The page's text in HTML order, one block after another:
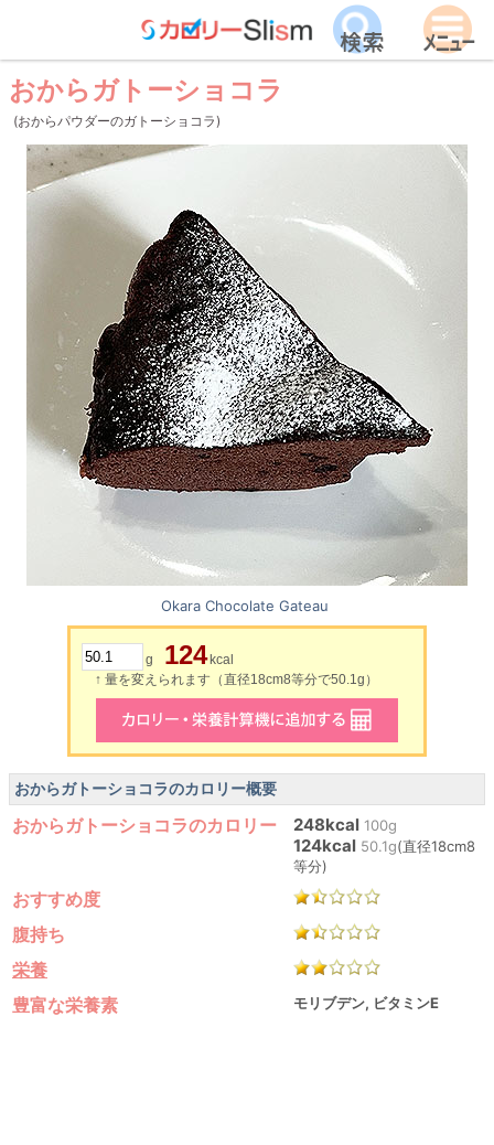
おからガトーショコラ
(おからパウダーのガトーショコラ)
Okara Chocolate Gateau
g 124 kcal
↑ 量を変えられます（直径18cm8等分で50.1g）
おからガトーショコラのカロリー概要
おからガトーショコラのカロリー 248kcal 100g
124kcal 50.1g(直径18cm8
等分)
おすすめ度
腹持ち
栄養
豊富な栄養素
モリブデン, ビタミンE